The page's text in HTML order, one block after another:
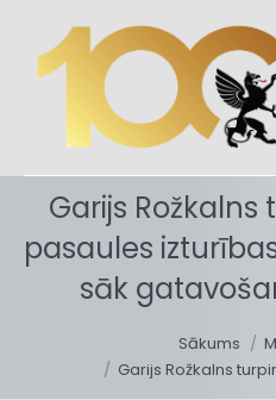
Garijs
pasaules
sāk
Sākums
Garijs Rožkalns